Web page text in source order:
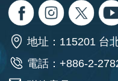
地址：115201 台
電話：+886-2-